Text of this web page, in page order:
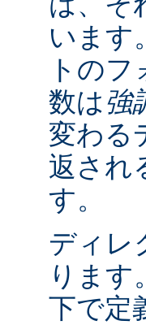
います
トの
数は強
変わる
返され
す。
ディレ
ります
下で定